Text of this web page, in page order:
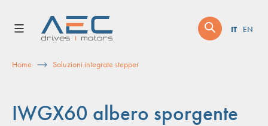
content
IT EN
Home Soluzioni integrate stepper
IWGX60 albero sporgente